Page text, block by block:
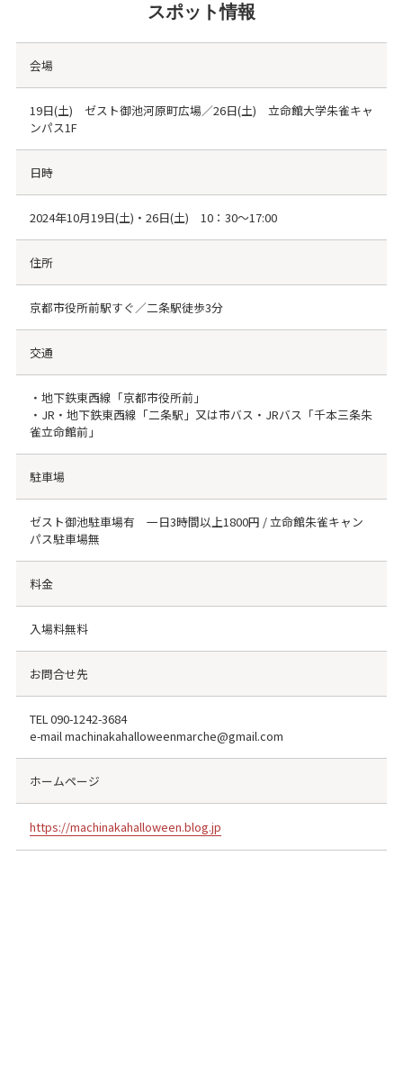
スポット情報
会場
19日(土) ゼスト御池河原町広場／26日(土) 立命館大学朱雀キャ
ンパス1F
日時
2024年10月19日(土)・26日(土) 10：30～17:00
住所
京都市役所前駅すぐ／二条駅徒歩3分
交通
・地下鉄東西線「京都市役所前」
・JR・地下鉄東西線「二条駅」又は市バス・JRバス「千本三条朱
雀立命館前」
駐車場
ゼスト御池駐車場有 一日3時間以上1800円 / 立命館朱雀キャン
パス駐車場無
料金
入場料無料
お問合せ先
TEL 090-1242-3684
e-mail machinakahalloweenmarche@gmail.com
ホームページ
https://machinakahalloween.blog.jp